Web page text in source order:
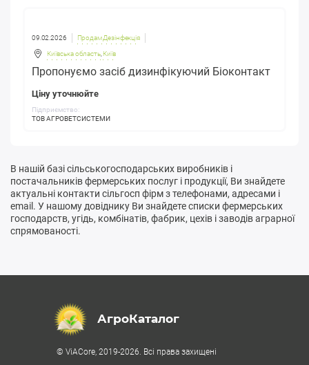
09.02.2026 Продам Дезінфекція
Київська область, Київ
Пропонуємо засіб дизинфікуючий Біоконтакт
Ціну уточнюйте
Підприємство:
ТОВ АГРОВЕТСИСТЕМИ
В нашій базі сільськогосподарських виробників і
постачальників фермерських послуг і продукції, Ви знайдете
актуальні контакти сільгосп фірм з телефонами, адресами і
email. У нашому довіднику Ви знайдете списки фермерських
господарств, угідь, комбінатів, фабрик, цехів і заводів аграрної
спрямованості.
АгроКаталог
© ViACore, 2019-2026. Всі права захищені